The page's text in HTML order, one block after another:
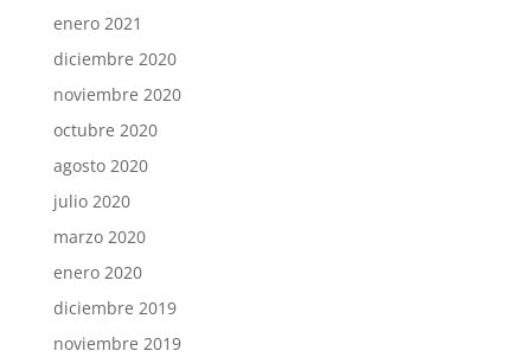
enero 2021
diciembre 2020
noviembre 2020
octubre 2020
agosto 2020
julio 2020
marzo 2020
enero 2020
diciembre 2019
noviembre 2019